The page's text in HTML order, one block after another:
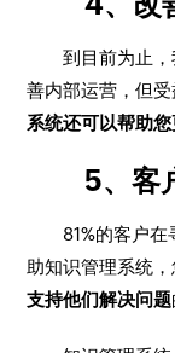
到目前为止，
善内部运营，但
系统还可以帮助
5、客
81%的客户在
助知识管理系统
支持他们解决问题